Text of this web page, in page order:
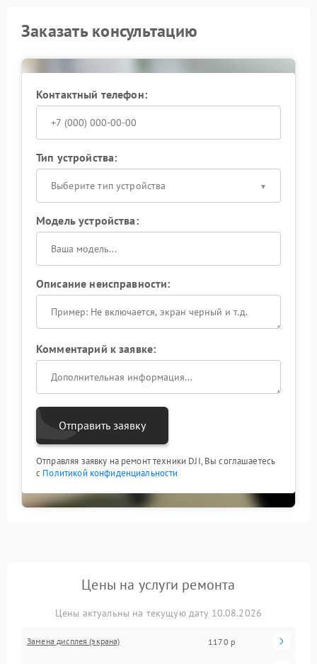
Заказать консультацию
Контактный телефон:
Тип устройства:
Выберите тип устройства
Модель устройства:
Описание неисправности:
Комментарий к заявке:
Отправить заявку
Отправляя заявку на ремонт техники DJI, Вы соглашаетесь
с Политикой конфиденциальности
Цены на услуги ремонта
Цены актуальны на текущую дату 10.08.2026
Замена дисплея (экрана) 1170 р